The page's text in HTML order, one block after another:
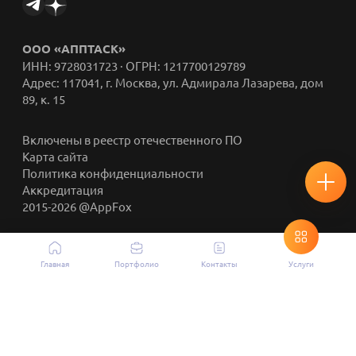
ООО «АППТАСК»
ИНН: 9728031723 · ОГРН: 1217700129789
Адрес: 117041, г. Москва, ул. Адмирала Лазарева, дом
89, к. 15
2015-2026 @AppFox
Аккредитация
Политика конфиденциальности
Карта сайта
Включены в реестр отечественного ПО
Главная Портфолио Контакты Услуги